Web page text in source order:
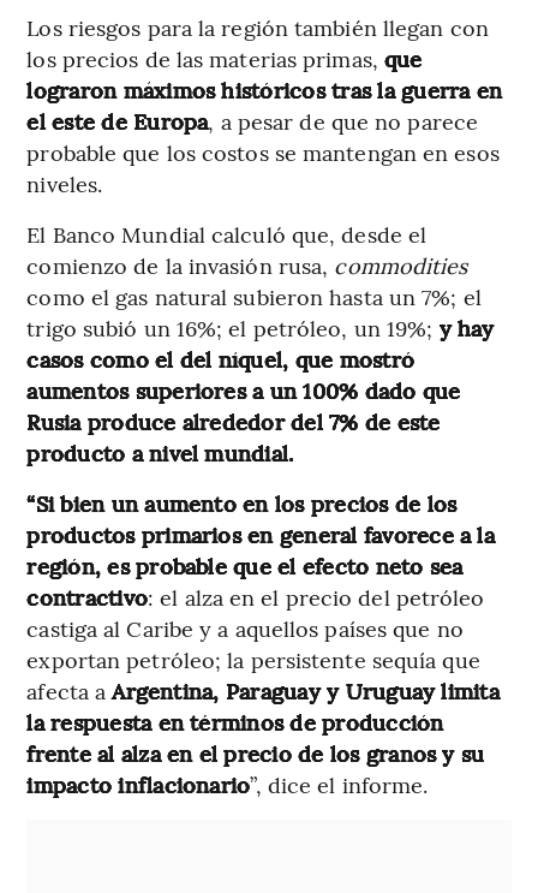
Los riesgos para la región también llegan con
los precios de las materias primas, que
lograron máximos históricos tras la guerra en
el este de Europa, a pesar de que no parece
probable que los costos se mantengan en esos
niveles.
El Banco Mundial calculó que, desde el
comienzo de la invasión rusa, commodities
como el gas natural subieron hasta un 7%; el
trigo subió un 16%; el petróleo, un 19%; y hay
casos como el del níquel, que mostró
aumentos superiores a un 100% dado que
Rusia produce alrededor del 7% de este
producto a nivel mundial.
“Si bien un aumento en los precios de los
productos primarios en general favorece a la
región, es probable que el efecto neto sea
contractivo: el alza en el precio del petróleo
castiga al Caribe y a aquellos países que no
exportan petróleo; la persistente sequía que
afecta aArgentina, Paraguay y Uruguay limita
la respuesta en términos de producción
frente al alza en el precio de los granos y su
impacto inflacionario”, dice el informe.